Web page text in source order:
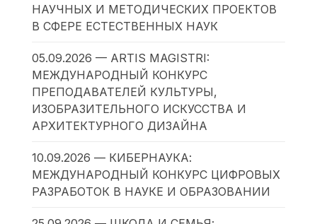
НАУЧНЫХ И МЕТОДИЧЕСКИХ ПРОЕКТОВ
В СФЕРЕ ЕСТЕСТВЕННЫХ НАУК
05.09.2026 — ARTIS MAGISTRI:
МЕЖДУНАРОДНЫЙ КОНКУРС
ПРЕПОДАВАТЕЛЕЙ КУЛЬТУРЫ,
ИЗОБРАЗИТЕЛЬНОГО ИСКУССТВА И
АРХИТЕКТУРНОГО ДИЗАЙНА
10.09.2026 — КИБЕРНАУКА:
МЕЖДУНАРОДНЫЙ КОНКУРС ЦИФРОВЫХ
РАЗРАБОТОК В НАУКЕ И ОБРАЗОВАНИИ